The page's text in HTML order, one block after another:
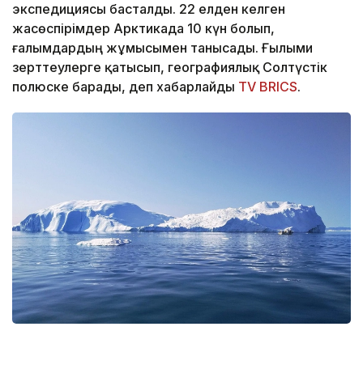
экспедициясы басталды. 22 елден келген
жасөспірімдер Арктикада 10 күн болып,
ғалымдардың жұмысымен танысады. Ғылыми
зерттеулерге қатысып, географиялық Солтүстік
полюске барады, деп хабарлайды TV BRICS.